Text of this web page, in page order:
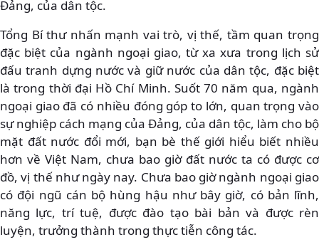
Đảng, của dân tộc.
Tổng Bí thư nhấn mạnh vai trò, vị thế, tầm quan trọng
đặc biệt của ngành ngoại giao, từ xa xưa trong lịch sử
đấu tranh dựng nước và giữ nước của dân tộc, đặc biệt
là trong thời đại Hồ Chí Minh. Suốt 70 năm qua, ngành
ngoại giao đã có nhiều đóng góp to lớn, quan trọng vào
sự nghiệp cách mạng của Đảng, của dân tộc, làm cho bộ
mặt đất nước đổi mới, bạn bè thế giới hiểu biết nhiều
hơn về Việt Nam, chưa bao giờ đất nước ta có được cơ
đồ, vị thế như ngày nay. Chưa bao giờ ngành ngoại giao
có đội ngũ cán bộ hùng hậu như bây giờ, có bản lĩnh,
năng lực, trí tuệ, được đào tạo bài bản và được rèn
luyện, trưởng thành trong thực tiễn công tác.